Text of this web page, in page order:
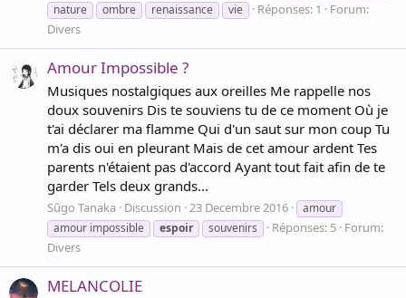
nature
ombre renaissance vie Réponses: 1
Forum:
Divers
Amour Impossible ?
Musiques nostalgiques aux oreilles Me rappelle nos
doux souvenirs Dis te souviens tu de ce moment Où je
t'ai déclarer ma flamme Qui d'un saut sur mon coup Tu
m'a dis oui en pleurant Mais de cet amour ardent Tes
parents n'étaient pas d'accord Ayant tout fait afin de te
garder Tels deux grands...
Sûgo Tanaka Discussion 23 Decembre 2016
amour
amour impossible
espoir souvenirs Réponses: 5 Forum:
Divers
MELANCOLIE